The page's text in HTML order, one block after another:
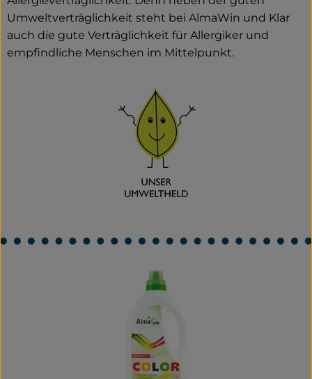
Umweltverträglichkeit steht bei AlmaWin und Klar
auch die gute Verträglichkeit für Allergiker und
empfindliche Menschen im Mittelpunkt.